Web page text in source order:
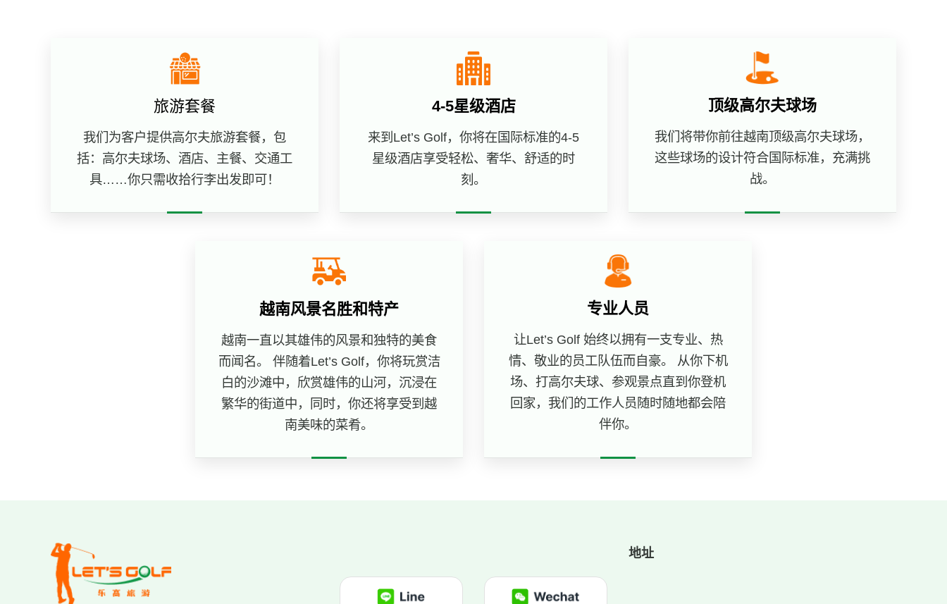
旅游套餐
我们为客户提供高尔夫旅游套餐，包
括：高尔夫球场、酒店、主餐、交通工
具……你只需收拾行李出发即可！
4-5星级酒店
来到Let’s Golf，你将在国际标准的4-5
星级酒店享受轻松、奢华、舒适的时
刻。
顶级高尔夫球场
我们将带你前往越南顶级高尔夫球场，
这些球场的设计符合国际标准，充满挑
战。
越南风景名胜和特产
越南一直以其雄伟的风景和独特的美食
而闻名。 伴随着Let’s Golf，你将玩赏洁
白的沙滩中，欣赏雄伟的山河，沉浸在
繁华的街道中，同时，你还将享受到越
南美味的菜肴。
专业人员
让Let’s Golf 始终以拥有一支专业、热
情、敬业的员工队伍而自豪。 从你下机
场、打高尔夫球、参观景点直到你登机
回家，我们的工作人员随时随地都会陪
伴你。
地址